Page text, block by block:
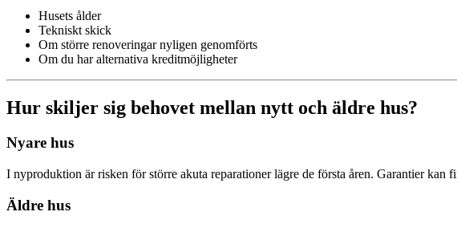
Husets ålder
Tekniskt skick
Om större renoveringar nyligen genomförts
Om du har alternativa kreditmöjligheter
Hur skiljer sig behovet mellan nytt och äldre hus?
Nyare hus
I nyproduktion är risken för större akuta reparationer lägre de första åren. Garantier
Äldre hus